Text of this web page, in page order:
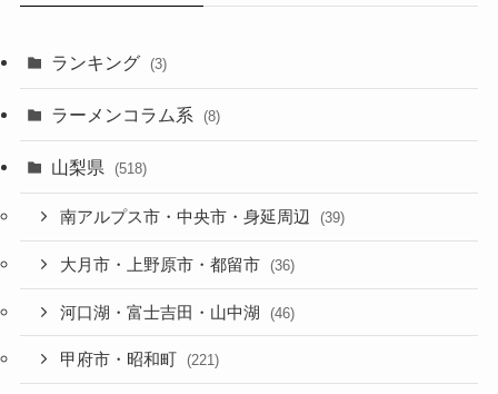
ランキング (3)
ラーメンコラム系 (8)
山梨県 (518)
南アルプス市・中央市・身延周辺 (39)
大月市・上野原市・都留市 (36)
河口湖・富士吉田・山中湖 (46)
甲府市・昭和町 (221)